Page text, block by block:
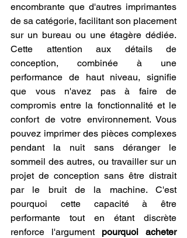
encombrante que d'autres imprimantes
de sa catégorie, facilitant son placement
sur un bureau ou une étagère dédiée.
Cette attention aux détails de
conception, combinée à une
performance de haut niveau, signifie
que vous n'avez pas à faire de
compromis entre la fonctionnalité et le
confort de votre environnement. Vous
pouvez imprimer des pièces complexes
pendant la nuit sans déranger le
sommeil des autres, ou travailler sur un
projet de conception sans être distrait
par le bruit de la machine. C'est
pourquoi cette capacité à être
performante tout en étant discrète
renforce l'argument pourquoi acheter